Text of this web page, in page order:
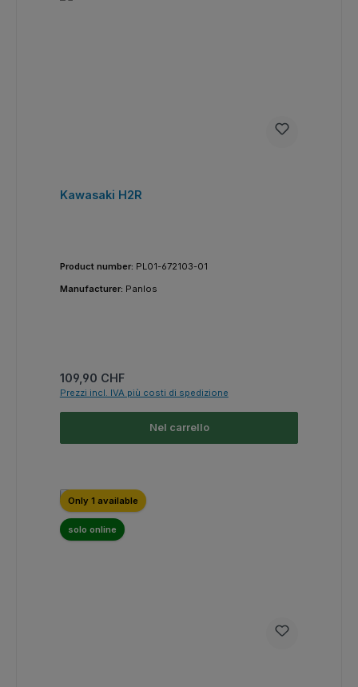
Kawasaki H2R
Product number: PL01-672103-01
Manufacturer: Panlos
Prezzo normale:
109,90 CHF
Prezzi incl. IVA più costi di spedizione
Nel carrello
Only 1 available
solo online